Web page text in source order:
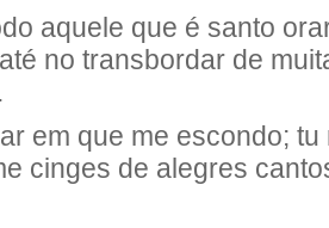
aquele que é santo
no transbordar de
em que me escondo;
cinges de alegres